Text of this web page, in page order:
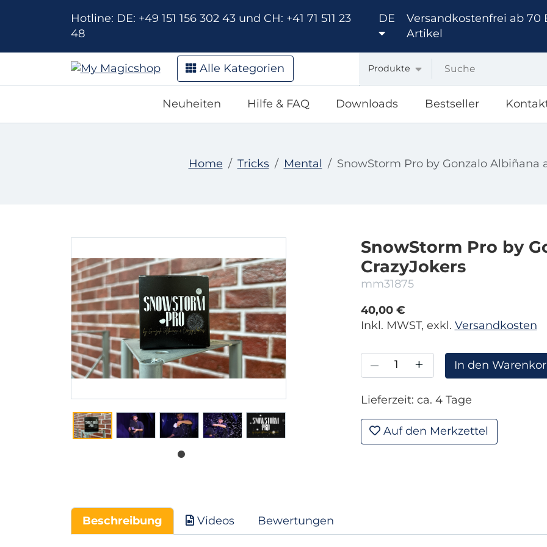
Hotline: DE: +49 151 156 302 43 und CH: +41 71 511 23
48
DE
Versandkostenfrei ab 70
Artikel
Alle Kategorien Produkte
Neuheiten Hilfe & FAQ Downloads Bestseller
Home Tricks Mental SnowStorm Pro by Gonzalo Albiñana
SnowStorm Pro by
CrazyJokers
mm31875
40,00 €
Inkl. MWST, exkl. Versandkosten
– + In den
Lieferzeit: ca. 4 Tage
Auf den Merkzettel
Beschreibung Videos Bewertungen